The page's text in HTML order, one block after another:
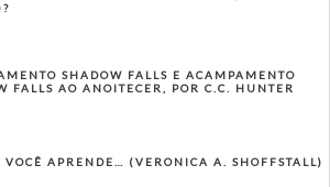
SHADOW FALLS E ACAMPAMENTO
FALLS AO ANOITECER, POR C.C. HUNTER
APRENDE… (VERONICA A. SHOFFSTALL)